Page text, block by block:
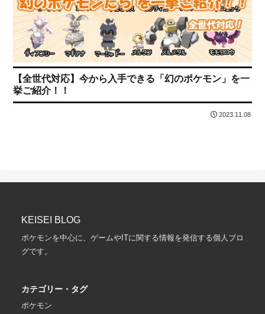
【全世代対応】今から入手できる「幻のポケモン」を一
挙ご紹介！！
2023.11.08
KEISEI BLOG
ポケモンを中心に、ゲームやITに関する情報を発信する個人ブロ
グです。
カテゴリー・タグ
ポケモン